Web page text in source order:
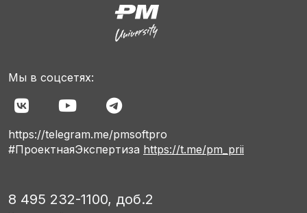
Мы в соцсетях:
https://telegram.me/pmsoftpro
#ПроектнаяЭкспертиза https://t.me/pm_prii
8 495 232-1100, доб.2